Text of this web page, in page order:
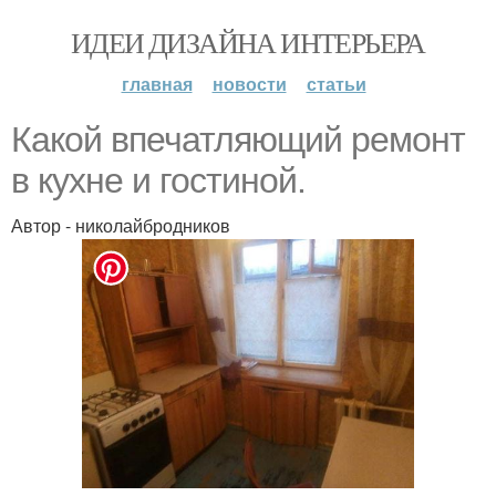
ИДЕИ ДИЗАЙНА ИНТЕРЬЕРА
главная новости статьи
Какой впечатляющий ремонт
в кухне и гостиной.
Автор - николайбродников